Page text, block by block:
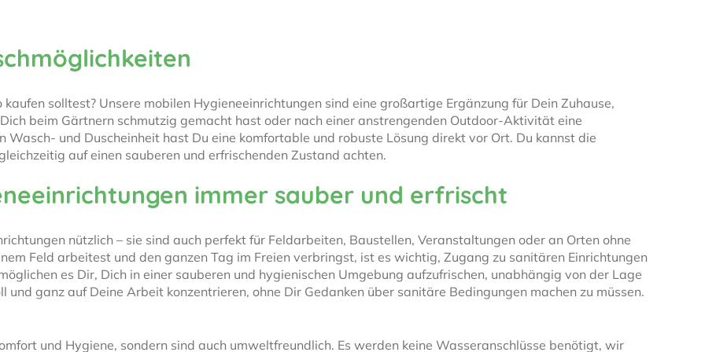
solltest? Unsere mobilen Hygieneeinrichtungen sind eine großartige Ergänzung für Dein Zuhause,
beim Gärtnern schmutzig gemacht hast oder nach einer anstrengenden Outdoor-Aktivität eine
Wasch- und Duscheinheit hast Du eine komfortable und robuste Lösung direkt vor Ort. Du kannst die
auf einen sauberen und erfrischenden Zustand achten.
immer sauber und erfrischt
nützlich – sie sind auch perfekt für Feldarbeiten, Baustellen, Veranstaltungen oder an Orten ohne
Feld arbeitest und den ganzen Tag im Freien verbringst, ist es wichtig, Zugang zu sanitären Einrichtungen
es Dir, Dich in einer sauberen und hygienischen Umgebung aufzufrischen, unabhängig von der Lage
und ganz auf Deine Arbeit konzentrieren, ohne Dir Gedanken über sanitäre Bedingungen machen zu müssen.
und Hygiene, sondern sind auch umweltfreundlich. Es werden keine Wasseranschlüsse benötigt, wir